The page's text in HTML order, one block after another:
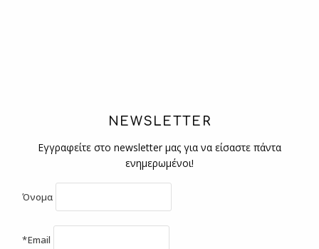
NEWSLETTER
Εγγραφείτε στο newsletter μας για να είσαστε πάντα
ενημερωμένοι!
Όνομα
*Email